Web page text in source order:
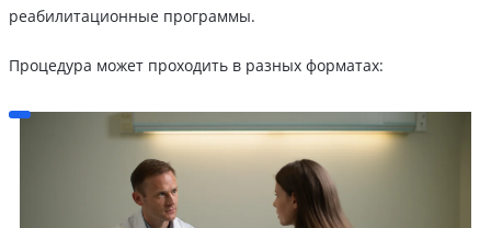
реабилитационные программы.
Процедура может проходить в разных форматах: